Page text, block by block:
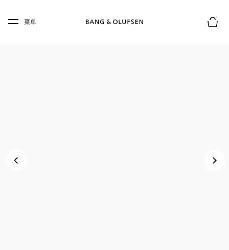
Skip to main footer
菜单